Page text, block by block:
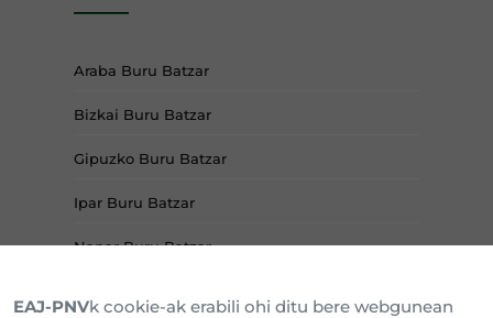
Araba Buru Batzar
Bizkai Buru Batzar
Gipuzko Buru Batzar
Ipar Buru Batzar
Napar Buru Batzar
EAJ-PNVk cookie-ak erabili ohi ditu bere webgunean